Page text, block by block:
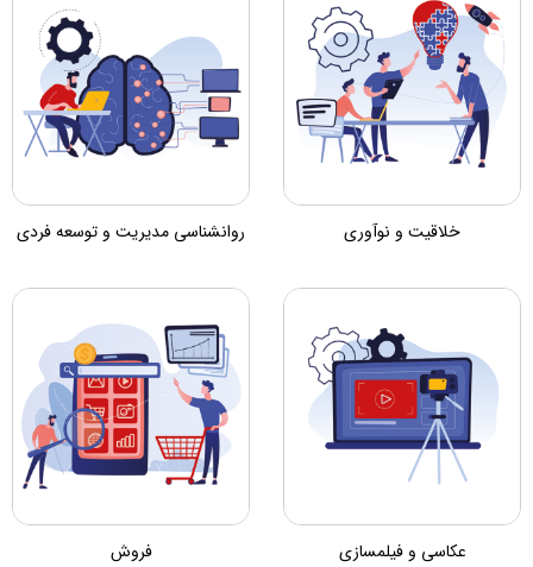
خلاقیت و نوآوری روانشناسی مدیریت و توسعه فردی
عکاسی و فیلمسازی فروش